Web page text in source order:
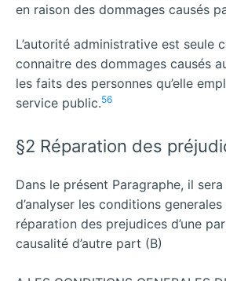
en raison des dommages causés
L’autorité administrative est seule
connaitre des dommages causés
les faits des personnes qu’elle
service public.56
§2 Réparation des
Dans le présent Paragraphe, il
d’analyser les conditions
réparation des prejudices d’une
causalité d’autre part (B)